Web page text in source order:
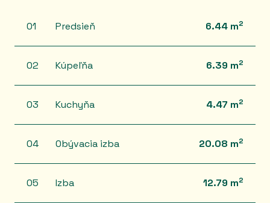
01 Predsieň 6.44 m2
02 Kúpeľňa 6.39 m2
03 Kuchyňa 4.47 m2
04 Obývacia izba 20.08 m2
05 Izba 12.79 m2